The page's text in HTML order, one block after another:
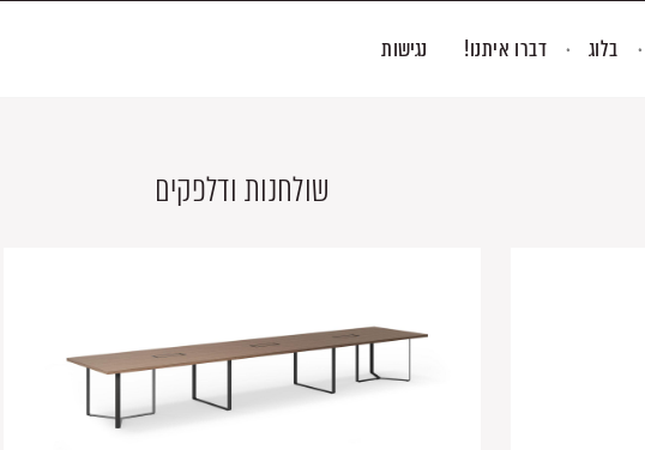
בלוג דברו איתנו! נגישות
שולחנות ודלפקים